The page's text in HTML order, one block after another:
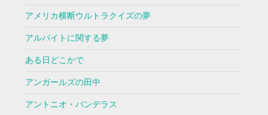
アメリカ横断ウルトラクイズの夢
アルバイトに関する夢
ある日どこかで
アンガールズの田中
アントニオ・バンデラス